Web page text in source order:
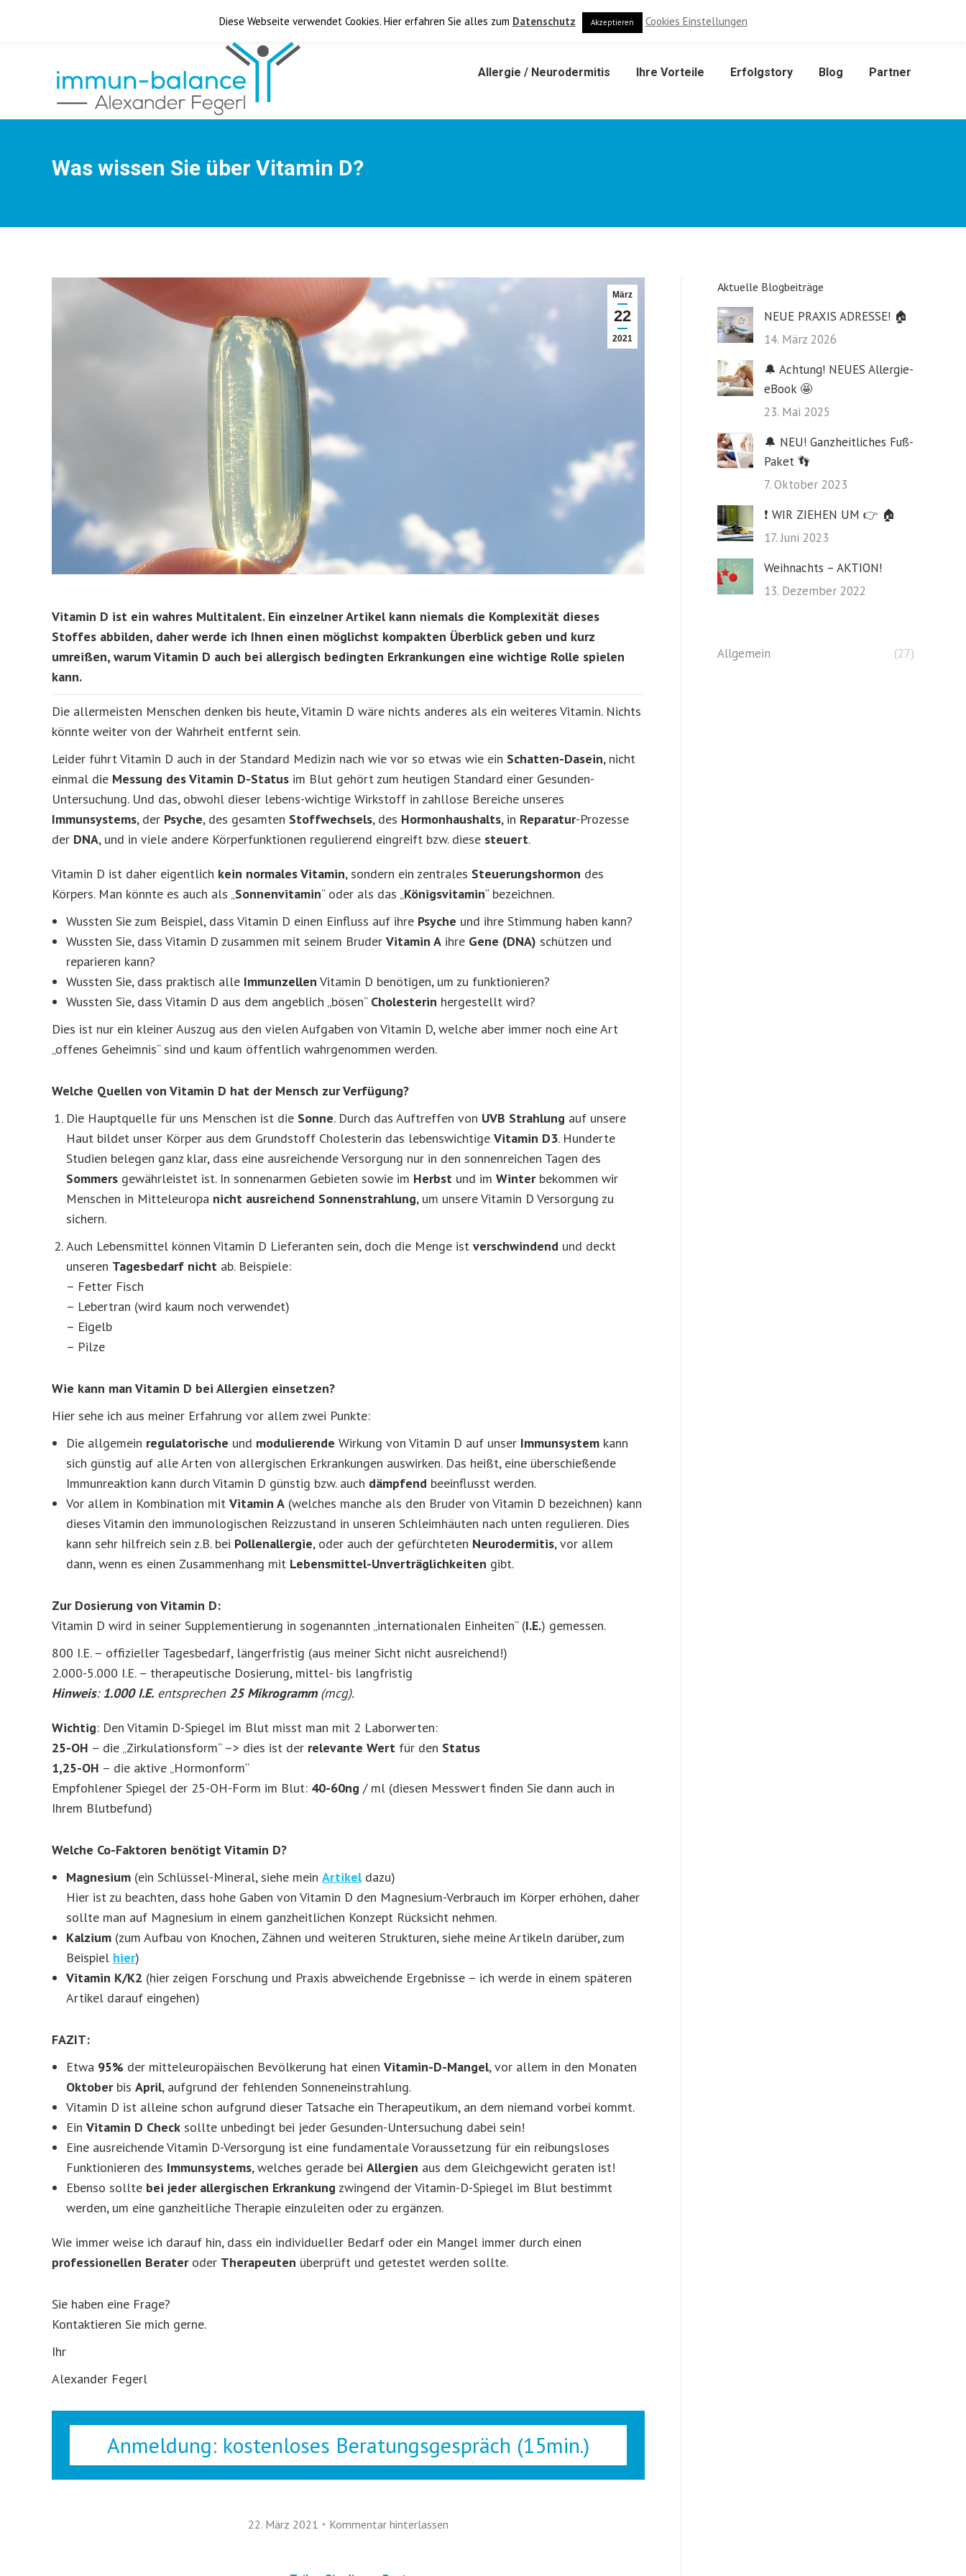
+43 699 123 844 80
in
Allergie / Neurodermitis Ihre Vorteile Erfolgstory Blog Partner
Was wissen Sie über Vitamin D?
März
22
2021
Vitamin D ist ein wahres Multitalent. Ein einzelner Artikel kann niemals die Komplexität dieses
Stoffes abbilden, daher werde ich Ihnen einen möglichst kompakten Überblick geben und kurz
umreißen, warum Vitamin D auch bei allergisch bedingten Erkrankungen eine wichtige Rolle spielen
kann.
Die allermeisten Menschen denken bis heute, Vitamin D wäre nichts anderes als ein weiteres Vitamin. Nichts
könnte weiter von der Wahrheit entfernt sein.
Leider führt Vitamin D auch in der Standard Medizin nach wie vor so etwas wie ein Schatten-Dasein, nicht
einmal die Messung des Vitamin D-Status im Blut gehört zum heutigen Standard einer Gesunden-
Untersuchung. Und das, obwohl dieser lebens-wichtige Wirkstoff in zahllose Bereiche unseres
Immunsystems, der Psyche, des gesamten Stoffwechsels, des Hormonhaushalts, in Reparatur-Prozesse
der DNA, und in viele andere Körperfunktionen regulierend eingreift bzw. diese steuert.
Vitamin D ist daher eigentlich kein normales Vitamin, sondern ein zentrales Steuerungshormon des
Körpers. Man könnte es auch als „Sonnenvitamin“ oder als das „Königsvitamin“ bezeichnen.
Wussten Sie zum Beispiel, dass Vitamin D einen Einfluss auf ihre Psyche und ihre Stimmung haben kann?
Wussten Sie, dass Vitamin D zusammen mit seinem Bruder Vitamin A ihre Gene (DNA) schützen und
reparieren kann?
Wussten Sie, dass praktisch alle Immunzellen Vitamin D benötigen, um zu funktionieren?
Wussten Sie, dass Vitamin D aus dem angeblich „bösen“ Cholesterin hergestellt wird?
Dies ist nur ein kleiner Auszug aus den vielen Aufgaben von Vitamin D, welche aber immer noch eine Art
„offenes Geheimnis“ sind und kaum öffentlich wahrgenommen werden.
Welche Quellen von Vitamin D hat der Mensch zur Verfügung?
Die Hauptquelle für uns Menschen ist die Sonne. Durch das Auftreffen von UVB Strahlung auf unsere
Haut bildet unser Körper aus dem Grundstoff Cholesterin das lebenswichtige Vitamin D3. Hunderte
Studien belegen ganz klar, dass eine ausreichende Versorgung nur in den sonnenreichen Tagen des
Sommers gewährleistet ist. In sonnenarmen Gebieten sowie im Herbst und im Winterbekommen wir
Menschen in Mitteleuropa nicht ausreichend Sonnenstrahlung, um unsere Vitamin D Versorgung zu
sichern.
Auch Lebensmittel können Vitamin D Lieferanten sein, doch die Menge ist verschwindend und deckt
unseren Tagesbedarf nicht ab. Beispiele:
– Fetter Fisch
– Lebertran (wird kaum noch verwendet)
– Eigelb
– Pilze
Wie kann man Vitamin D bei Allergien einsetzen?
Hier sehe ich aus meiner Erfahrung vor allem zwei Punkte:
Die allgemein regulatorische und modulierende Wirkung von Vitamin D auf unser Immunsystem kann
sich günstig auf alle Arten von allergischen Erkrankungen auswirken. Das heißt, eine überschießende
Immunreaktion kann durch Vitamin D günstig bzw. auch dämpfend beeinflusst werden.
Vor allem in Kombination mit Vitamin A (welches manche als den Bruder von Vitamin D bezeichnen) kann
dieses Vitamin den immunologischen Reizzustand in unseren Schleimhäuten nach unten regulieren. Dies
kann sehr hilfreich sein z.B. bei Pollenallergie, oder auch der gefürchteten Neurodermitis, vor allem
dann, wenn es einen Zusammenhang mit Lebensmittel-Unverträglichkeiten gibt.
Zur Dosierung von Vitamin D:
Vitamin D wird in seiner Supplementierung in sogenannten „internationalen Einheiten“ (I.E.) gemessen.
800 I.E. – offizieller Tagesbedarf, längerfristig (aus meiner Sicht nicht ausreichend!)
2.000-5.000 I.E. – therapeutische Dosierung, mittel- bis langfristig
Hinweis: 1.000 I.E. entsprechen 25 Mikrogramm(mcg).
Wichtig: Den Vitamin D-Spiegel im Blut misst man mit 2 Laborwerten:
25-OH – die „Zirkulationsform“ –> dies ist der relevante Wert für den Status
1,25-OH – die aktive „Hormonform“
Empfohlener Spiegel der 25-OH-Form im Blut: 40-60ng / ml (diesen Messwert finden Sie dann auch in
Ihrem Blutbefund)
Welche Co-Faktoren benötigt Vitamin D?
Magnesium (ein Schlüssel-Mineral, siehe mein Artikeldazu)
Hier ist zu beachten, dass hohe Gaben von Vitamin D den Magnesium-Verbrauch im Körper erhöhen, daher
sollte man auf Magnesium in einem ganzheitlichen Konzept Rücksicht nehmen.
Kalzium (zum Aufbau von Knochen, Zähnen und weiteren Strukturen, siehe meine Artikeln darüber, zum
Beispiel hier)
Vitamin K/K2 (hier zeigen Forschung und Praxis abweichende Ergebnisse – ich werde in einem späteren
Artikel darauf eingehen)
FAZIT:
Etwa 95% der mitteleuropäischen Bevölkerung hat einen Vitamin-D-Mangel, vor allem in den Monaten
Oktoberbis April, aufgrund der fehlenden Sonneneinstrahlung.
Vitamin D ist alleine schon aufgrund dieser Tatsache ein Therapeutikum, an dem niemand vorbei kommt.
Ein Vitamin D Check sollte unbedingt bei jeder Gesunden-Untersuchung dabei sein!
Eine ausreichende Vitamin D-Versorgung ist eine fundamentale Voraussetzung für ein reibungsloses
Funktionieren des Immunsystems, welches gerade bei Allergien aus dem Gleichgewicht geraten ist!
Ebenso sollte bei jeder allergischen Erkrankung zwingend der Vitamin-D-Spiegel im Blut bestimmt
werden, um eine ganzheitliche Therapie einzuleiten oder zu ergänzen.
Wie immer weise ich darauf hin, dass ein individueller Bedarf oder ein Mangel immer durch einen
professionellen Berateroder Therapeuten überprüft und getestet werden sollte.
Sie haben eine Frage?
Kontaktieren Sie mich gerne.
Ihr
Alexander Fegerl
Anmeldung: kostenloses Beratungsgespräch (15min.)
22. März 2021 Kommentar hinterlassen
Aktuelle Blogbeiträge
NEUE PRAXIS ADRESSE! 🏠
14. März 2026
🔔 Achtung! NEUES Allergie-
eBook 🤩
23. Mai 2025
🔔 NEU! Ganzheitliches Fuß-
Paket 👣
7. Oktober 2023
❗️ WIR ZIEHEN UM 👉 🏠
17. Juni 2023
Weihnachts – AKTION!
13. Dezember 2022
Allgemein (27)
Diese Webseite verwendet Cookies. Hier erfahren Sie alles zum Datenschutz Akzeptieren Cookies Einstellungen